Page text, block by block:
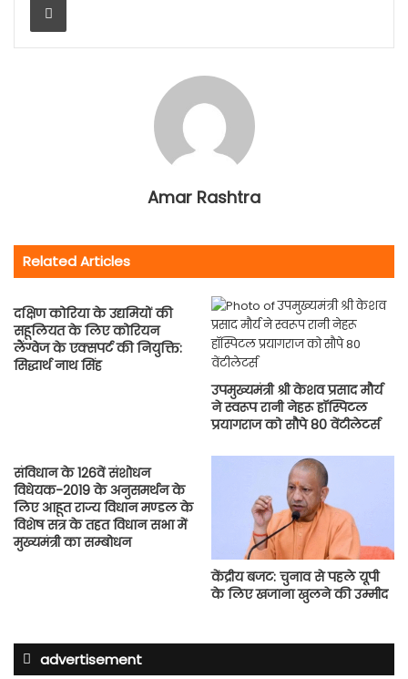
Amar Rashtra
Related Articles
दक्षिण कोरिया के उद्यमियों की
सहूलियत के लिए कोरियन
लैंग्वेज के एक्सपर्ट की नियुक्ति:
सिद्धार्थ नाथ सिंह
उपमुख्यमंत्री श्री केशव प्रसाद मौर्य
ने स्वरूप रानी नेहरू हॉस्पिटल
प्रयागराज को सौपे 80 वेंटीलेटर्स
संविधान के 126वें संशोधन
विधेयक-2019 के अनुसमर्थन के
लिए आहूत राज्य विधान मण्डल के
विशेष सत्र के तहत विधान सभा में
मुख्यमंत्री का सम्बोधन
केंद्रीय बजट: चुनाव से पहले यूपी
के लिए खजाना खुलने की उम्मीद
advertisement